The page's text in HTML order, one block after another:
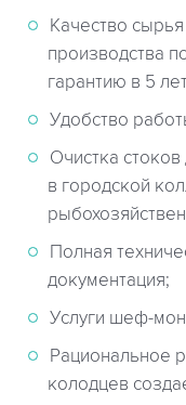
Качество
производства
гарантию в 5
Удобство
Очистка
в городской
Полная
документация;
Услуги шеф-
Рациональное
колодцев